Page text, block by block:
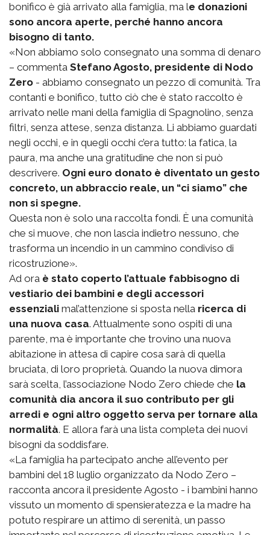
bonifico è già arrivato alla famiglia, ma le donazioni
sono ancora aperte, perché hanno ancora
bisogno di tanto.
«Non abbiamo solo consegnato una somma di denaro
– commenta Stefano Agosto, presidente di Nodo
Zero - abbiamo consegnato un pezzo di comunità. Tra
contanti e bonifico, tutto ciò che è stato raccolto è
arrivato nelle mani della famiglia di Spagnolino, senza
filtri, senza attese, senza distanza. Li abbiamo guardati
negli occhi, e in quegli occhi c’era tutto: la fatica, la
paura, ma anche una gratitudine che non si può
descrivere. Ogni euro donato è diventato un gesto
concreto, un abbraccio reale, un “ci siamo” che
non si spegne.
Questa non è solo una raccolta fondi. È una comunità
che si muove, che non lascia indietro nessuno, che
trasforma un incendio in un cammino condiviso di
ricostruzione».
Ad ora è stato coperto l’attuale fabbisogno di
vestiario dei bambini e degli accessori
essenziali mal’attenzione si sposta nella ricerca di
una nuova casa. Attualmente sono ospiti di una
parente, ma è importante che trovino una nuova
abitazione in attesa di capire cosa sarà di quella
bruciata, di loro proprietà. Quando la nuova dimora
sarà scelta, l’associazione Nodo Zero chiede che la
comunità dia ancora il suo contributo per gli
arredi e ogni altro oggetto serva per tornare alla
normalità. E allora farà una lista completa dei nuovi
bisogni da soddisfare.
«La famiglia ha partecipato anche all’evento per
bambini del 18 luglio organizzato da Nodo Zero –
racconta ancora il presidente Agosto - i bambini hanno
vissuto un momento di spensieratezza e la madre ha
potuto respirare un attimo di serenità, un passo